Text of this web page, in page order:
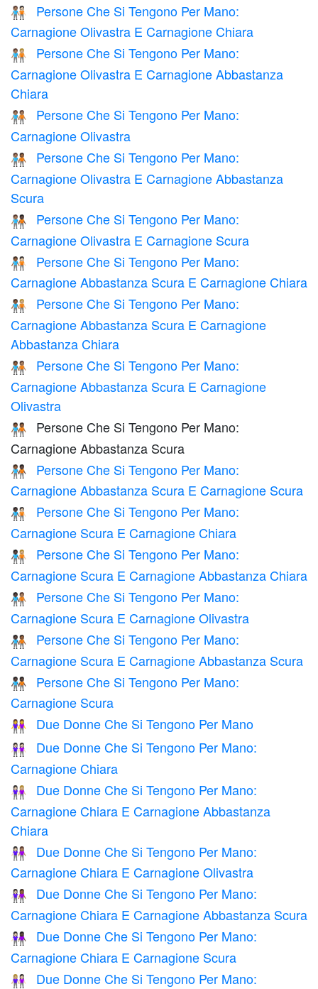
🧑🏽‍🤝‍🧑🏻
Persone Che Si Tengono Per Mano:
Carnagione Olivastra E Carnagione Chiara
🧑🏽‍🤝‍🧑🏼
Persone Che Si Tengono Per Mano:
Carnagione Olivastra E Carnagione Abbastanza
Chiara
🧑🏽‍🤝‍🧑🏽
Persone Che Si Tengono Per Mano:
Carnagione Olivastra
🧑🏽‍🤝‍🧑🏾
Persone Che Si Tengono Per Mano:
Carnagione Olivastra E Carnagione Abbastanza
Scura
🧑🏽‍🤝‍🧑🏿
Persone Che Si Tengono Per Mano:
Carnagione Olivastra E Carnagione Scura
🧑🏾‍🤝‍🧑🏻
Persone Che Si Tengono Per Mano:
Carnagione Abbastanza Scura E Carnagione Chiara
🧑🏾‍🤝‍🧑🏼
Persone Che Si Tengono Per Mano:
Carnagione Abbastanza Scura E Carnagione
Abbastanza Chiara
🧑🏾‍🤝‍🧑🏽
Persone Che Si Tengono Per Mano:
Carnagione Abbastanza Scura E Carnagione
Olivastra
🧑🏾‍🤝‍🧑🏾
Persone Che Si Tengono Per Mano:
Carnagione Abbastanza Scura
🧑🏾‍🤝‍🧑🏿
Persone Che Si Tengono Per Mano:
Carnagione Abbastanza Scura E Carnagione Scura
🧑🏿‍🤝‍🧑🏻
Persone Che Si Tengono Per Mano:
Carnagione Scura E Carnagione Chiara
🧑🏿‍🤝‍🧑🏼
Persone Che Si Tengono Per Mano:
Carnagione Scura E Carnagione Abbastanza Chiara
🧑🏿‍🤝‍🧑🏽
Persone Che Si Tengono Per Mano:
Carnagione Scura E Carnagione Olivastra
🧑🏿‍🤝‍🧑🏾
Persone Che Si Tengono Per Mano:
Carnagione Scura E Carnagione Abbastanza Scura
🧑🏿‍🤝‍🧑🏿
Persone Che Si Tengono Per Mano:
Carnagione Scura
👭 Due Donne Che Si Tengono Per Mano
👭🏻
Due Donne Che Si Tengono Per Mano:
Carnagione Chiara
👩🏻‍🤝‍👩🏼
Due Donne Che Si Tengono Per Mano:
Carnagione Chiara E Carnagione Abbastanza
Chiara
👩🏻‍🤝‍👩🏽
Due Donne Che Si Tengono Per Mano:
Carnagione Chiara E Carnagione Olivastra
👩🏻‍🤝‍👩🏾
Due Donne Che Si Tengono Per Mano:
Carnagione Chiara E Carnagione Abbastanza Scura
👩🏻‍🤝‍👩🏿
Due Donne Che Si Tengono Per Mano:
Carnagione Chiara E Carnagione Scura
👩🏼‍🤝‍👩🏻
Due Donne Che Si Tengono Per Mano: